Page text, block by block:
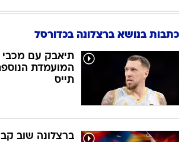
כתבות בנושא ברצלונה בכדורסל
תיאבק עם מכבי
המועמדת
תייס
ברצלונה שוב